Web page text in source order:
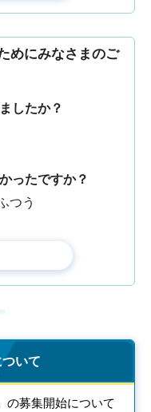
めにみなさまのご
したか？
ったですか？
つう
いて
の募集開始について